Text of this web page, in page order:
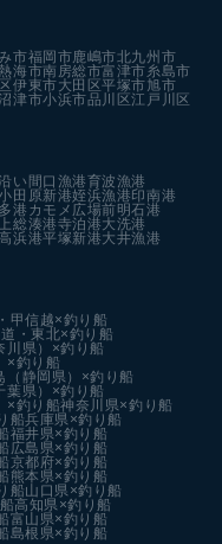
市福岡市鹿嶋市北九州市
海市南房総市富津市糸島市
伊東市大田区平塚市旭市
津市小浜市品川区江戸川区
い 間口漁港育波漁港
田原新港姪浜漁港印南港
港カモメ広場前明石港
上総湊港寺泊港大洗港
浜港平塚新港大井漁港
甲信越×釣り船
・東北×釣り船
川県）×釣り船
×釣り船
（静岡県）×釣り船
葉県）×釣り船
×釣り船神奈川県×釣り船
船兵庫県×釣り船
福井県×釣り船
広島県×釣り船
京都府×釣り船
熊本県×釣り船
船山口県×釣り船
高知県×釣り船
富山県×釣り船
島根県×釣り船